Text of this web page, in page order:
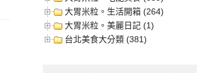
大胃米粒。生活開箱 (264)
大胃米粒。美麗日記 (1)
台北美食大分類 (381)